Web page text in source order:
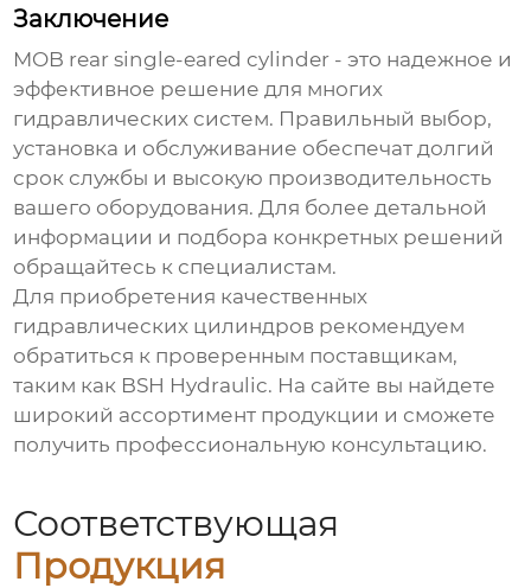
Заключение
MOB rear single-eared cylinder - это надежное и
эффективное решение для многих
гидравлических систем. Правильный выбор,
установка и обслуживание обеспечат долгий
срок службы и высокую производительность
вашего оборудования. Для более детальной
информации и подбора конкретных решений
обращайтесь к специалистам.
Для приобретения качественных
гидравлических цилиндров рекомендуем
обратиться к проверенным поставщикам,
таким как BSH Hydraulic. На сайте вы найдете
широкий ассортимент продукции и сможете
получить профессиональную консультацию.
Соответствующая
Продукция